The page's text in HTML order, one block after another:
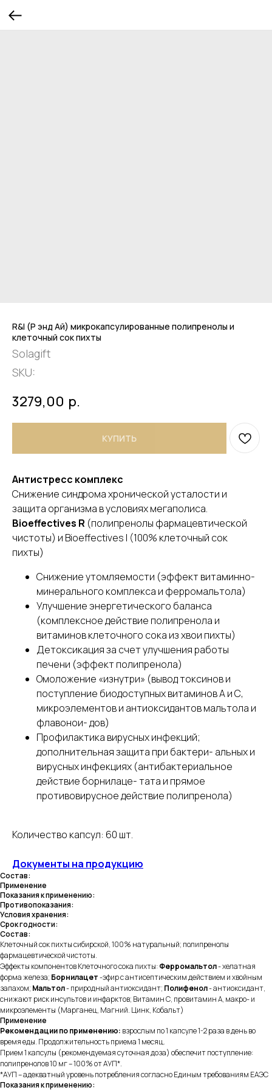
R&I (Р энд Ай) микрокапсулированные полипренолы и
клеточный сок пихты
Solagift
SKU:
3279,00 р.
КУПИТЬ
Антистресс комплекс
Снижение синдрома хронической усталости и
защита организма в условиях мегаполиса.
Bioeffectives R (полипренолы фармацевтической
чистоты) и Bioeffectives I (100% клеточный сок
пихты)
Снижение утомляемости (эффект витаминно-
минерального комплекса и ферромальтола)
Улучшение энергетического баланса
(комплексное действие полипренола и
витаминов клеточного сока из хвои пихты)
Детоксикация за счет улучшения работы
печени (эффект полипренола)
Омоложение «изнутри» (вывод токсинов и
поступление биодоступных витаминов А и С,
микроэлементов и антиоксидантов мальтола и
флавонои- дов)
Профилактика вирусных инфекций;
дополнительная защита при бактери- альных и
вирусных инфекциях (антибактериальное
действие борнилаце- тата и прямое
противовирусное действие полипренола)
Количество капсул: 60 шт.
Документы на продукцию
Состав:
Применение
Показания к применению:
Противопоказания:
Условия хранения:
Срок годности:
Состав:
Клеточный сок пихты сибирской, 100% натуральный; полипренолы
фармацевтической чистоты.
Эффекты компонентов Клеточного сока пихты:Ферромальтол- хелатная
форма железа; Борнилацет-эфир с антисептическим действием и хвойным
запахом; Мальтол- природный антиоксидант; Полифенол- антиоксидант,
снижают риск инсультов и инфарктов; Витамин С, провитамин А, макро- и
микроэлементы (Марганец, Магний. Цинк, Кобальт)
Применение
Рекомендации по применению: взрослым по 1 капсуле 1-2 раза в день во
время еды. Продолжительность приема 1 месяц.
Прием 1 капсулы (рекомендуемая суточная доза) обеспечит поступление:
полипренолов 10 мг – 100% от АУП*.
*АУП – адекватный уровень потребления согласно Единым требованиям ЕАЭС
Показания к применению: